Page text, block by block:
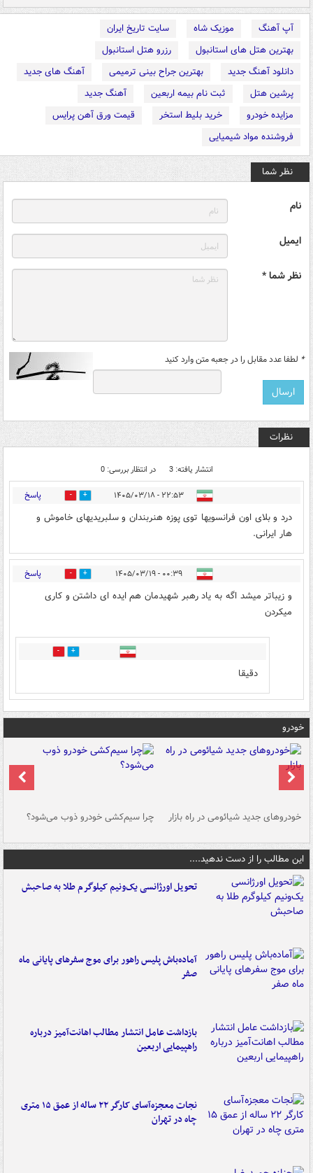
آپ آهنگ موزیک شاه
سایت تاریخ ایران
بهترین هتل های استانبول
رزرو هتل استانبول
دانلود آهنگ جدید
بهترین جراح بینی ترمیمی
آهنگ های جدید
پرشین هتل
ثبت نام بیمه اربعین
آهنگ جدید
مزایده خودرو
خرید بلیط استخر
قیمت ورق آهن پرایس
فروشنده مواد شیمیایی
نظر شما
نام
ایمیل
نظر شما *
* لطفا عدد مقابل را در جعبه متن وارد کنید
نظرات
انتشار یافته: 3 در انتظار بررسی: 0
۲۲:۵۳ - ۱۴۰۵/۰۳/۱۸ 2 پاسخ
درد و بلای اون فرانسویها توی پوزه هنربندان و سلبریدیهای خاموش و
هار ایرانی.
۰۰:۳۹ - ۱۴۰۵/۰۳/۱۹ 6 پاسخ
و زیباتر میشد اگه به یاد رهبر شهیدمان هم ایده ای داشتن و کاری
میکردن
2
دقیقا
خودرو
خودروهای جدید شیائومی در راه بازار چرا سیم‌کشی خودرو ذوب می‌شود؟
این مطالب را از دست ندهید....
تحویل اورژانسی یک‌ونیم کیلوگرم طلا به صاحبش
آماده‌باش پلیس راهور برای موج سفرهای پایانی ماه
صفر
بازداشت عامل انتشار مطالب اهانت‌آمیز درباره
راهپیمایی اربعین
نجات معجزه‌آسای کارگر ۲۲ ساله از عمق ۱۵ متری
چاه در تهران